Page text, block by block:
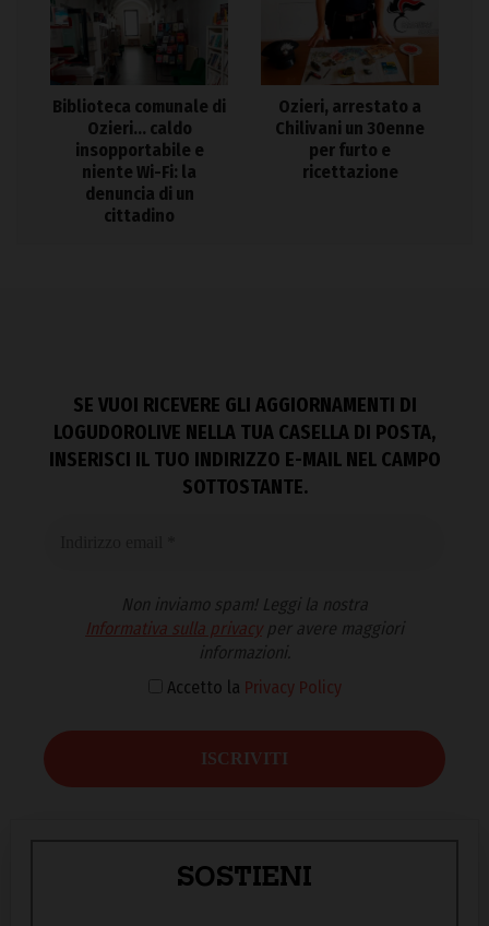
Biblioteca comunale di
Ozieri… caldo
insopportabile e
niente Wi-Fi: la
denuncia di un
cittadino
Ozieri, arrestato a
Chilivani un 30enne
per furto e
ricettazione
SE VUOI RICEVERE GLI AGGIORNAMENTI DI
LOGUDOROLIVE NELLA TUA CASELLA DI POSTA,
INSERISCI IL TUO INDIRIZZO E-MAIL NEL CAMPO
SOTTOSTANTE.
Non inviamo spam! Leggi la nostra
Informativa sulla privacyper avere maggiori
informazioni.
Accetto la Privacy Policy
SOSTIENI